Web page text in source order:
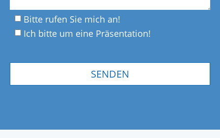
Bitte rufen Sie mich an!
Ich bitte um eine Präsentation!
SENDEN